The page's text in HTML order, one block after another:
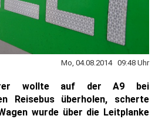
Mo, 04.08.2014 09:48 Uhr
wollte auf der A9 bei
Reisebus überholen, scherte
wurde über die Leitplanke